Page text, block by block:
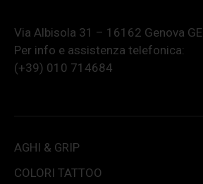
Via Albisola 31 – 16162 Genova GE
Per info e assistenza telefonica:
(+39) 010 714684
AGHI & GRIP
COLORI TATTOO